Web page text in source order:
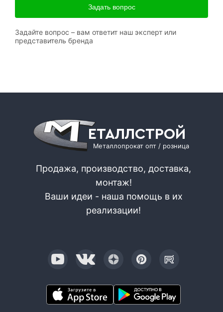
Задать вопрос
Задайте вопрос – вам ответит наш эксперт или
представитель бренда
ЕТАЛЛСТРОЙ
Металлопрокат опт / розница
Продажа, производство, доставка,
монтаж!
Ваши идеи - наша помощь в их
реализации!